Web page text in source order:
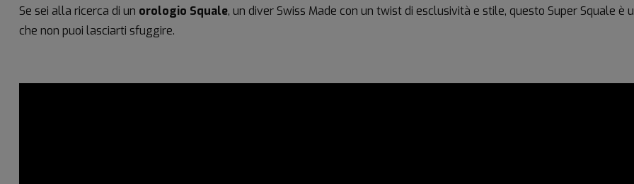
Se sei alla ricerca di un orologio Squale, un diver Swiss Made con un twist di esclusività e stile, questo Super Squale è
che non puoi lasciarti sfuggire.